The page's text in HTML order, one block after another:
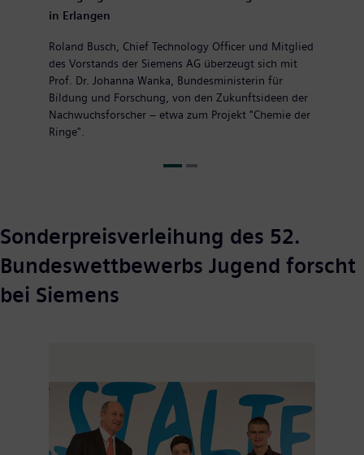
in Erlangen
Roland Busch, Chief Technology Officer und Mitglied
des Vorstands der Siemens AG überzeugt sich mit
Prof. Dr. Johanna Wanka, Bundesministerin für
Bildung und Forschung, von den Zukunftsideen der
Nachwuchsforscher – etwa zum Projekt "Chemie der
Ringe".
Sonderpreisverleihung des 52.
Bundeswettbewerbs Jugend forscht
bei Siemens